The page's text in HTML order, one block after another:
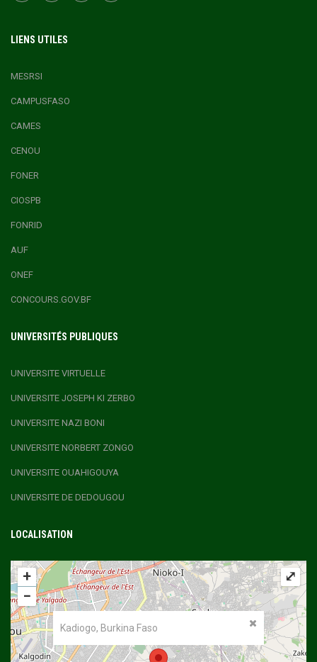
LIENS UTILES
MESRSI
CAMPUSFASO
CAMES
CENOU
FONER
CIOSPB
FONRID
AUF
ONEF
CONCOURS.GOV.BF
UNIVERSITÉS PUBLIQUES
UNIVERSITE VIRTUELLE
UNIVERSITE JOSEPH KI ZERBO
UNIVERSITE NAZI BONI
UNIVERSITE NORBERT ZONGO
UNIVERSITE OUAHIGOUYA
UNIVERSITE DE DEDOUGOU
LOCALISATION
Kadiogo, Burkina Faso
+
−
⤢